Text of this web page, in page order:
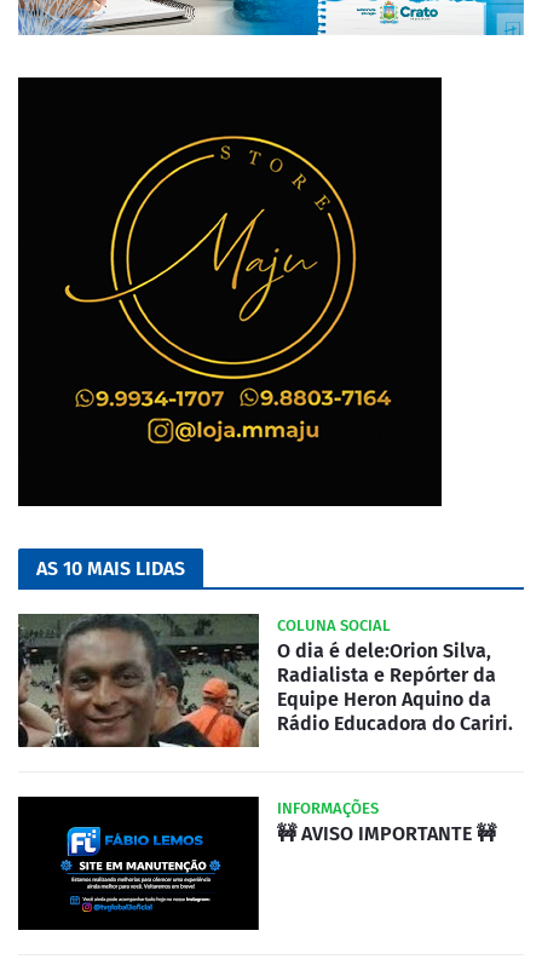
AS 10 MAIS LIDAS
COLUNA SOCIAL
O dia é dele:Orion Silva,
Radialista e Repórter da
Equipe Heron Aquino da
Rádio Educadora do Cariri.
INFORMAÇÕES
🚧 AVISO IMPORTANTE 🚧